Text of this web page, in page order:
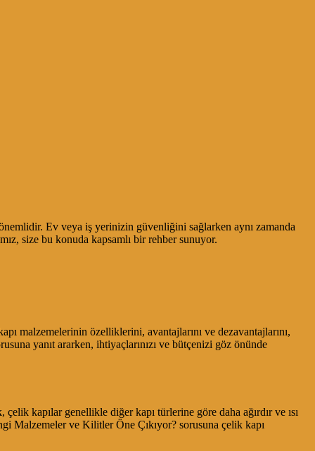
Ev veya iş yerinizin güvenliğini sağlarken aynı zamanda
size bu konuda kapsamlı bir rehber sunuyor.
malzemelerinin özelliklerini, avantajlarını ve dezavantajlarını,
yanıt ararken, ihtiyaçlarınızı ve bütçenizi göz önünde
kapılar genellikle diğer kapı türlerine göre daha ağırdır ve ısı
Malzemeler ve Kilitler Öne Çıkıyor? sorusuna çelik kapı